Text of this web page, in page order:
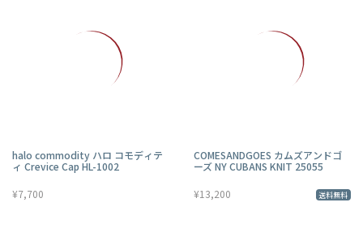
halo commodity ハロ コモディテ
ィ Crevice Cap HL-1002
¥7,700
COMESANDGOES カムズアンドゴ
ーズ NY CUBANS KNIT 25055
¥13,200 送料無料